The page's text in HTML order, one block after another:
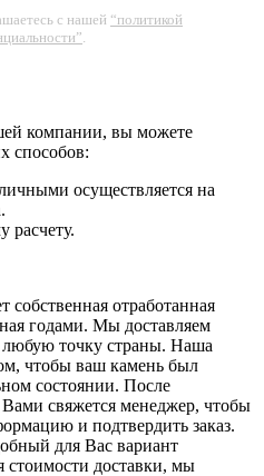
с нашей “политикой
.
компании, вы можете
способов:
осуществляется на
расчету.
отработанная
годами. Мы доставляем
любую точку страны. Наша
чтобы ваш камень был
состоянии. После
Вами свяжется менеджер, чтобы
и подтвердить заказ.
для Вас вариант
стоимости доставки, мы